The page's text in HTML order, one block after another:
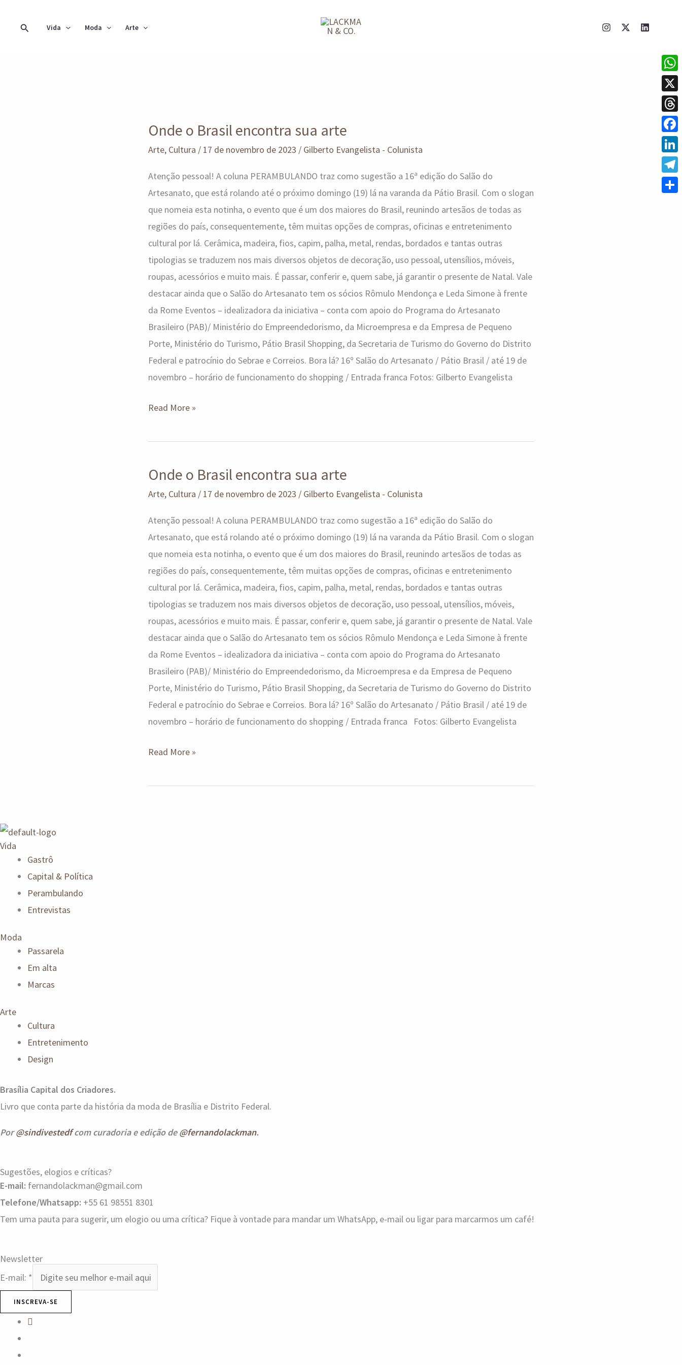
Pesquisar
Vida Moda Arte
Onde o Brasil encontra sua arte
Arte, Cultura / 17 de novembro de 2023 / Gilberto Evangelista - Colunista
Atenção pessoal! A coluna PERAMBULANDO traz como sugestão a 16ª edição do Salão do
Artesanato, que está rolando até o próximo domingo (19) lá na varanda da Pátio Brasil. Com o slogan
que nomeia esta notinha, o evento que é um dos maiores do Brasil, reunindo artesãos de todas as
regiões do país, consequentemente, têm muitas opções de compras, oficinas e entretenimento
cultural por lá. Cerâmica, madeira, fios, capim, palha, metal, rendas, bordados e tantas outras
tipologias se traduzem nos mais diversos objetos de decoração, uso pessoal, utensílios, móveis,
roupas, acessórios e muito mais. É passar, conferir e, quem sabe, já garantir o presente de Natal. Vale
destacar ainda que o Salão do Artesanato tem os sócios Rômulo Mendonça e Leda Simone à frente
da Rome Eventos – idealizadora da iniciativa – conta com apoio do Programa do Artesanato
Brasileiro (PAB)/ Ministério do Empreendedorismo, da Microempresa e da Empresa de Pequeno
Porte, Ministério do Turismo, Pátio Brasil Shopping, da Secretaria de Turismo do Governo do Distrito
Federal e patrocínio do Sebrae e Correios. Bora lá? 16º Salão do Artesanato / Pátio Brasil / até 19 de
novembro – horário de funcionamento do shopping / Entrada franca Fotos: Gilberto Evangelista
Brasil
encontra
arte
Read More »
Onde o Brasil encontra sua arte
Arte, Cultura / 17 de novembro de 2023 / Gilberto Evangelista - Colunista
Atenção pessoal! A coluna PERAMBULANDO traz como sugestão a 16ª edição do Salão do
Artesanato, que está rolando até o próximo domingo (19) lá na varanda da Pátio Brasil. Com o slogan
que nomeia esta notinha, o evento que é um dos maiores do Brasil, reunindo artesãos de todas as
regiões do país, consequentemente, têm muitas opções de compras, oficinas e entretenimento
cultural por lá. Cerâmica, madeira, fios, capim, palha, metal, rendas, bordados e tantas outras
tipologias se traduzem nos mais diversos objetos de decoração, uso pessoal, utensílios, móveis,
roupas, acessórios e muito mais. É passar, conferir e, quem sabe, já garantir o presente de Natal. Vale
destacar ainda que o Salão do Artesanato tem os sócios Rômulo Mendonça e Leda Simone à frente
da Rome Eventos – idealizadora da iniciativa – conta com apoio do Programa do Artesanato
Brasileiro (PAB)/ Ministério do Empreendedorismo, da Microempresa e da Empresa de Pequeno
Porte, Ministério do Turismo, Pátio Brasil Shopping, da Secretaria de Turismo do Governo do Distrito
Federal e patrocínio do Sebrae e Correios. Bora lá? 16º Salão do Artesanato / Pátio Brasil / até 19 de
novembro – horário de funcionamento do shopping / Entrada franca Fotos: Gilberto Evangelista
Onde
o
encontra
sua
arte
Read More »
Vida
Gastrô
Capital & Política
Perambulando
Entrevistas
Moda
Passarela
Em alta
Marcas
Arte
Cultura
Entretenimento
Design
Brasília Capital dos Criadores.
Livro que conta parte da história da moda de Brasília e Distrito Federal.
Por@sindivestedfcom curadoria e edição de@fernandolackman.
Sugestões, elogios e críticas?
E-mail: fernandolackman@gmail.com
Telefone/Whatsapp: +55 61 98551 8301
Tem uma pauta para sugerir, um elogio ou uma crítica? Fique à vontade para mandar um WhatsApp, e-mail ou ligar para marcarmos um café!
Newsletter
E-mail: *
INSCREVA-SE
X